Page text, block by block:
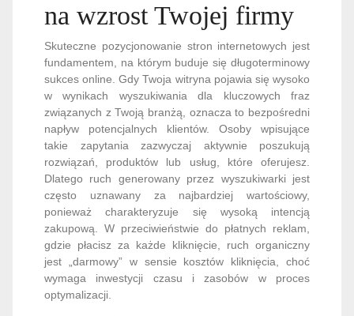
na wzrost Twojej firmy
Skuteczne pozycjonowanie stron internetowych jest
fundamentem, na którym buduje się długoterminowy
sukces online. Gdy Twoja witryna pojawia się wysoko
w wynikach wyszukiwania dla kluczowych fraz
związanych z Twoją branżą, oznacza to bezpośredni
napływ potencjalnych klientów. Osoby wpisujące
takie zapytania zazwyczaj aktywnie poszukują
rozwiązań, produktów lub usług, które oferujesz.
Dlatego ruch generowany przez wyszukiwarki jest
często uznawany za najbardziej wartościowy,
ponieważ charakteryzuje się wysoką intencją
zakupową. W przeciwieństwie do płatnych reklam,
gdzie płacisz za każde kliknięcie, ruch organiczny
jest „darmowy” w sensie kosztów kliknięcia, choć
wymaga inwestycji czasu i zasobów w proces
optymalizacji.